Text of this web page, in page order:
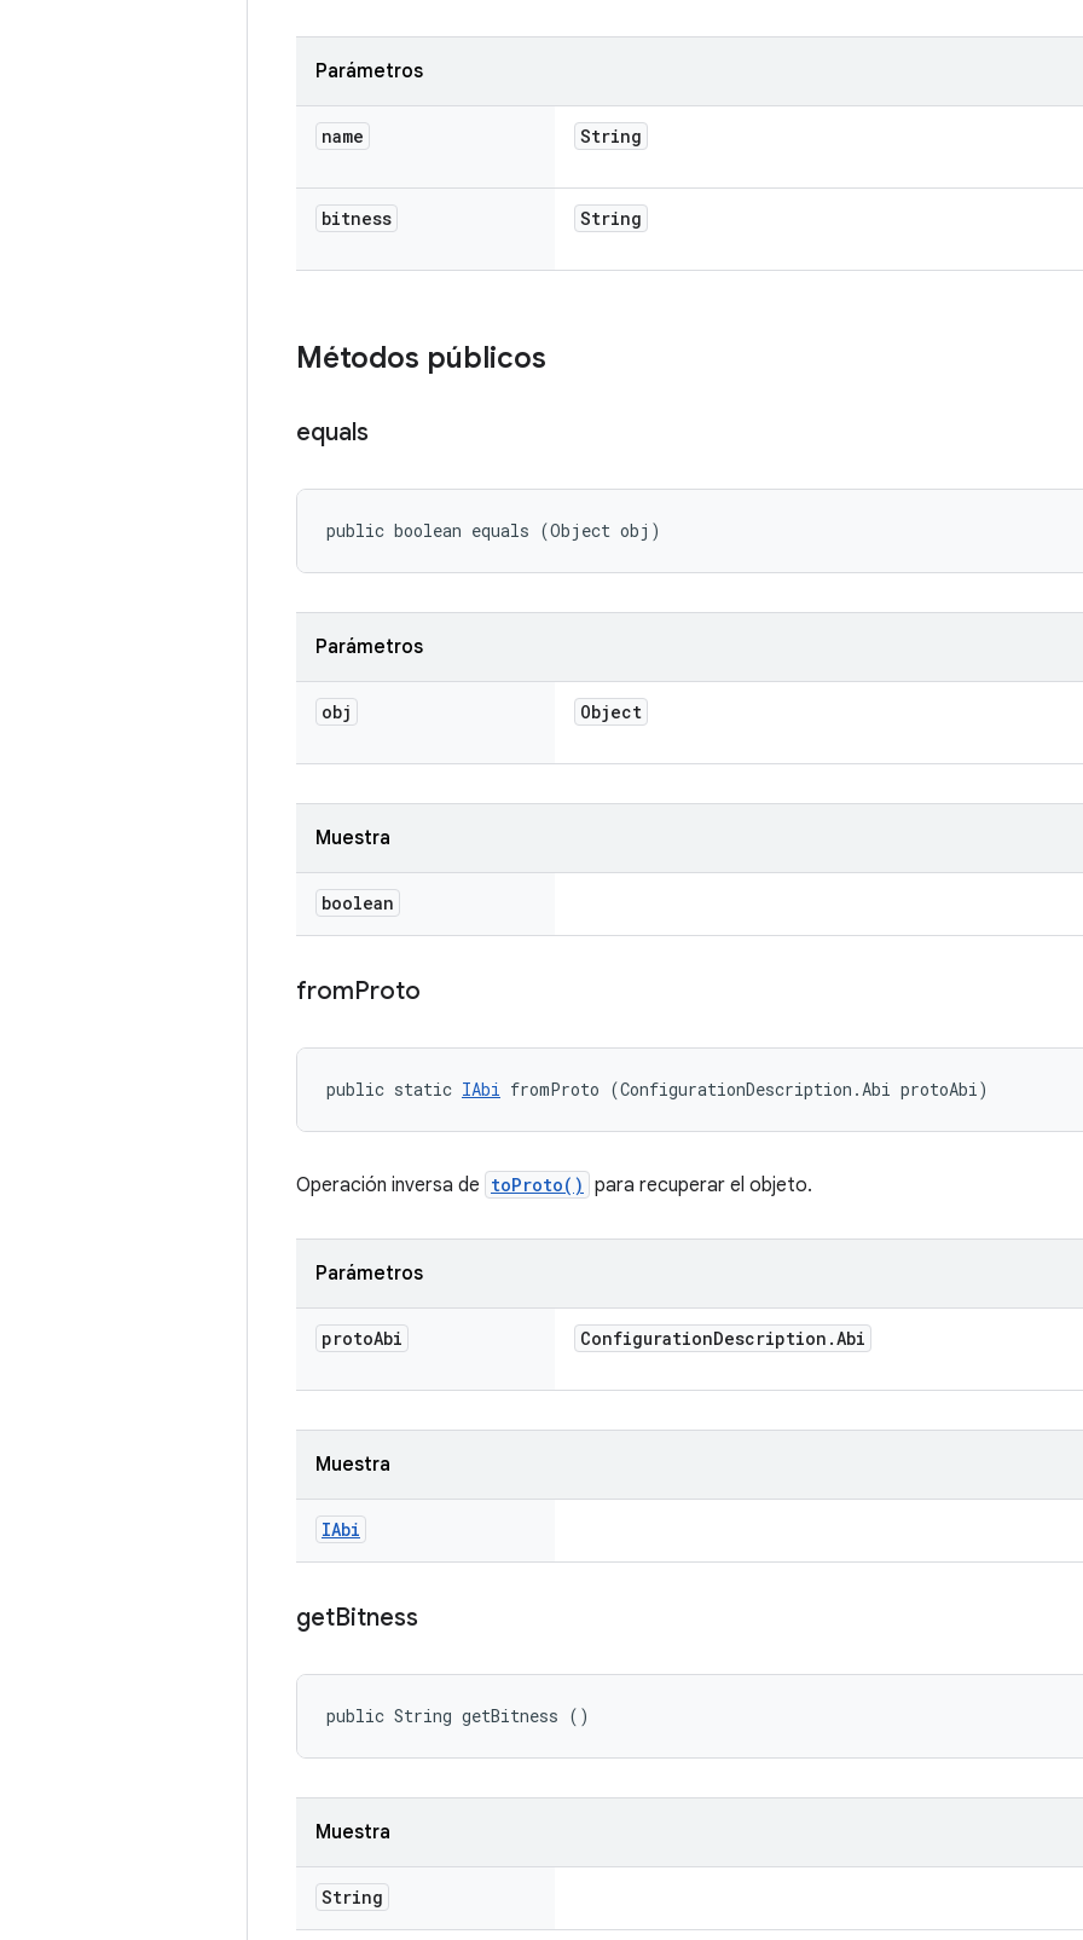
Parámetros
name String
bitness String
Métodos públicos
equals
public boolean equals (Object obj)
Parámetros
obj Object
Muestra
boolean
fromProto
public static IAbi fromProto (ConfigurationDescription.Abi protoAbi)
Operación inversa de toProto() para recuperar el objeto.
Parámetros
protoAbi ConfigurationDescription .Abi
Muestra
IAbi
getBitness
public String getBitness ()
Muestra
String